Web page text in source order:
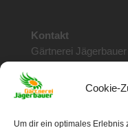
Cookie-
Um dir ein optimales Erlebnis
Kontakt
Gärtnerei Jägerbauer
6020 Innsbruck / Tirol
Telefon: 0512 / 28 57